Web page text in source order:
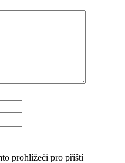
prohlížeči pro příští